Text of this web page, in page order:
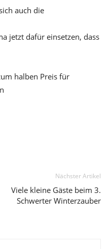
auch die
jetzt dafür einsetzen, dass
halben Preis für
Nächster Artikel
Viele kleine Gäste beim 3.
Schwerter Winterzauber